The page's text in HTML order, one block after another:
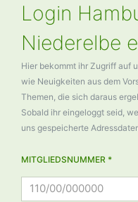
Login
Niederelbe
Hier bekommt ihr Zugriff auf
wie Neuigkeiten aus dem
Themen, die sich daraus
Sobald ihr eingeloggt seid,
uns gespeicherte
MITGLIEDSNUMMER *